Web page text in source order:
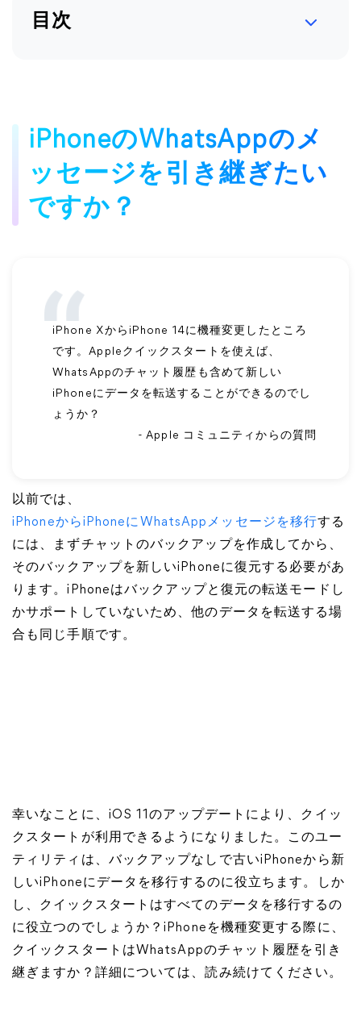
目次
iPhoneのWhatsAppのメ
ッセージを引き継ぎたい
ですか？
iPhone XからiPhone 14に機種変更したところ
です。Appleクイックスタートを使えば、
WhatsAppのチャット履歴も含めて新しい
iPhoneにデータを転送することができるのでし
ょうか？
- Apple コミュニティからの質問
以前では、
iPhoneからiPhoneにWhatsAppメッセージを移行する
には、まずチャットのバックアップを作成してから、
そのバックアップを新しいiPhoneに復元する必要があ
ります。iPhoneはバックアップと復元の転送モードし
かサポートしていないため、他のデータを転送する場
合も同じ手順です。
幸いなことに、iOS 11のアップデートにより、クイッ
クスタートが利用できるようになりました。このユー
ティリティは、バックアップなしで古いiPhoneから新
しいiPhoneにデータを移行するのに役立ちます。しか
し、クイックスタートはすべてのデータを移行するの
に役立つのでしょうか？iPhoneを機種変更する際に、
クイックスタートはWhatsAppのチャット履歴を引き
継ぎますか？詳細については、読み続けてください。